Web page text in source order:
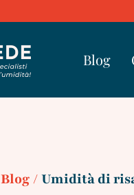
Blog
Blog /Umidità di